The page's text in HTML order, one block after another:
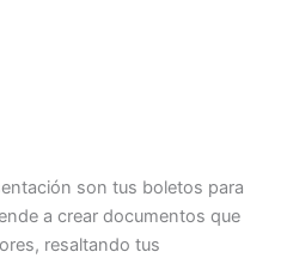
son tus boletos para
a crear documentos que
resaltando tus